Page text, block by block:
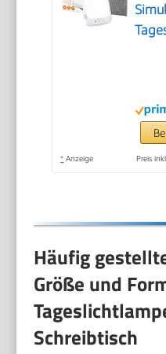
* Anzeige Preis
Häufig
Größe und
Schreibtisch